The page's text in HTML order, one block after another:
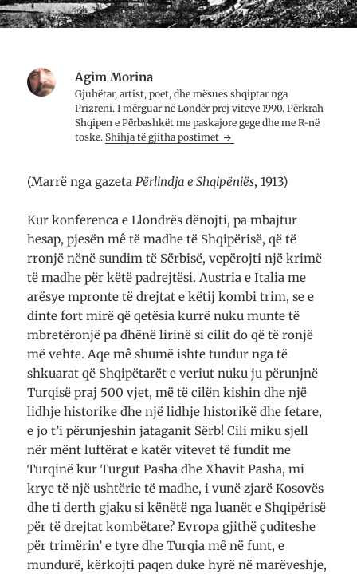
r
i
t
r
t
n
ë
r
i
t
a
r
e
t
)
d
r
i
t
ë
r
e
)
Agim Morina
Gjuhëtar, artist, poet, dhe mësues shqiptar nga
Prizreni. I mërguar në Londër prej viteve 1990. Përkrah
Shqipen e Përbashkët me paskajore gege dhe me R-në
toske.Shihja të gjitha postimet
(Marrë nga gazetaPërlindja e Shqipëniës, 1913)
Kur konferenca e Llondrës dënojti, pa mbajtur
hesap, pjesën mê të madhe të Shqipërisë, që të
rronjë nënë sundim të Sërbisë, vepërojti një krimë
të madhe për këtë padrejtësi. Austria e Italia me
arësye mpronte të drejtat e këtij kombi trim, se e
dinte fort mirë që qetësia kurrë nuku munte të
mbretëronjë pa dhënë lirinë si cilit do që të ronjë
më vehte. Aqe mê shumë ishte tundur nga të
shkuarat që Shqipëtarët e veriut nuku ju përunjnë
Turqisë praj 500 vjet, më të cilën kishin dhe një
lidhje historike dhe një lidhje historikë dhe fetare,
e jo t’i përunjeshin jataganit Sërb! Cili miku sjell
nër mënt luftërat e katër vitevet të fundit me
Turqinë kur Turgut Pasha dhe Xhavit Pasha, mi
krye të një ushtërie të madhe, i vunë zjarë Kosovës
dhe ti derth gjaku si kënëtë nga luanët e Shqipërisë
për të drejtat kombëtare? Evropa gjithë çuditeshe
për trimërin’ e tyre dhe Turqia mê në funt, e
mundurë, kërkojti paqen duke hyrë në marëveshje,